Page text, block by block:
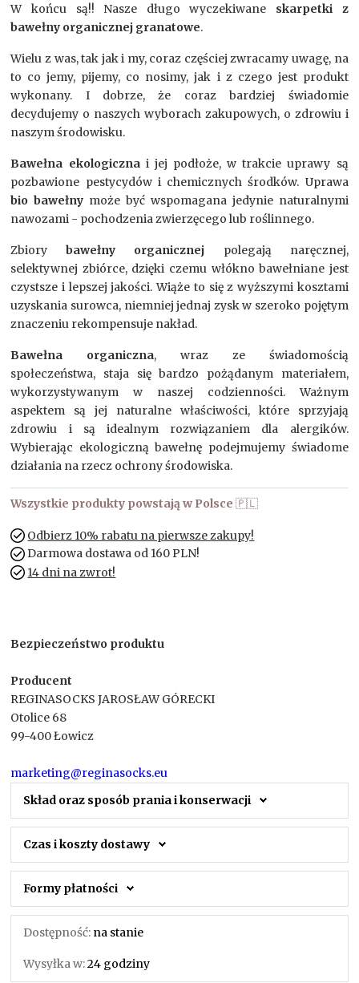
W końcu są!! Nasze długo wyczekiwane skarpetki z
bawełny organicznej granatowe.
Wielu z was, tak jak i my, coraz częściej zwracamy uwagę, na
to co jemy, pijemy, co nosimy, jak i z czego jest produkt
wykonany. I dobrze, że coraz bardziej świadomie
decydujemy o naszych wyborach zakupowych, o zdrowiu i
naszym środowisku.
Bawełna ekologicznai jej podłoże, w trakcie uprawy są
pozbawione pestycydów i chemicznych środków. Uprawa
bio bawełny może być wspomagana jedynie naturalnymi
nawozami - pochodzenia zwierzęcego lub roślinnego.
Zbiorybawełny organicznej polegają naręcznej,
selektywnej zbiórce, dzięki czemu włókno bawełniane jest
czystsze i lepszej jakości. Wiąże to się z wyższymi kosztami
uzyskania surowca, niemniej jednaj zysk w szeroko pojętym
znaczeniu rekompensuje nakład.
Bawełna organiczna, wraz ze świadomością
społeczeństwa, staja się bardzo pożądanym materiałem,
wykorzystywanym w naszej codzienności. Ważnym
aspektem są jej naturalne właściwości, które sprzyjają
zdrowiu i są idealnym rozwiązaniem dla alergików.
Wybierając ekologiczną bawełnę podejmujemy świadome
działania na rzecz ochrony środowiska.
Wszystkie produkty powstają w Polsce 🇵🇱
Odbierz 10% rabatu na pierwsze zakupy!
Darmowa dostawa od 160 PLN!
14 dni na zwrot!
Bezpieczeństwo produktu
Producent
REGINASOCKS JAROSŁAW GÓRECKI
Otolice 68
99-400 Łowicz
marketing@reginasocks.eu
Skład oraz sposób prania i konserwacji
Czas i koszty dostawy
Formy płatności
Dostępność: na stanie
Wysyłka w:24 godziny